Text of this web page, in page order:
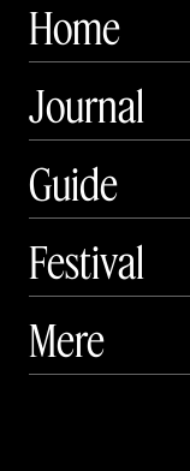
Home
Journal
Guide
Festival
 Art Matter Festival
Mere